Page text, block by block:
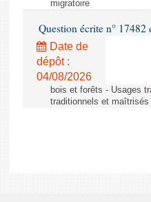
migratoire
Question écrite n°
Date de
dépôt :
04/08/2026
bois et forêts - Usages
traditionnels et